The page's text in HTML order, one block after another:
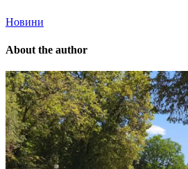
Новини
About the author